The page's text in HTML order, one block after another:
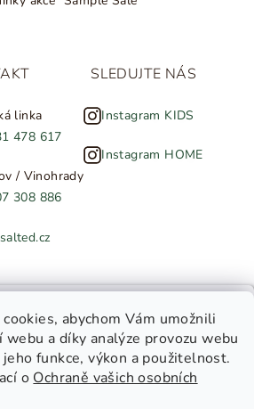
, abychom Vám umožnili
a díky analýze provozu webu
funkce, výkon a použitelnost.
o Ochraně vašich osobních
linka
478 617
/ Vinohrady
308 886
SLEDUJTE NÁS
Instagram KIDS
Instagram HOME
. Všechna práva vyhrazena.Upravit
nastavení cookies
NOVINKY ZE SALTED
z